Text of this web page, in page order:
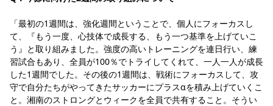
「最初の1週間は、強化週間ということで、個人にフォーカスし
て、『もう一度、心技体で成長する、もう一つ基準を上げていこ
う』と取り組みました。強度の高いトレーニングを連日行い、練
習試合もあり、全員が100％でトライしてくれて、一人一人が成長
した1週間でした。その後の1週間は、戦術にフォーカスして、攻
守で自分たちがやってきたサッカーにプラスαを積み上げていくこ
と。湘南のストロングとウィークを全員で共有すること。そうい